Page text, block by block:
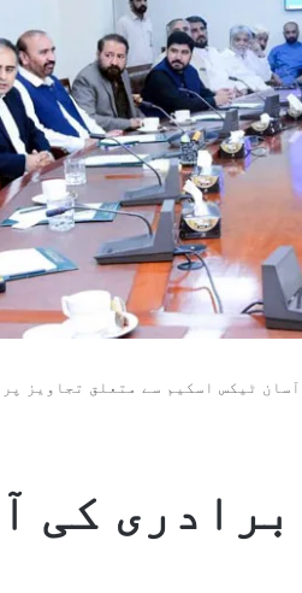
ٹیکس اسکیم سے متعلق تجاویز پر
کی